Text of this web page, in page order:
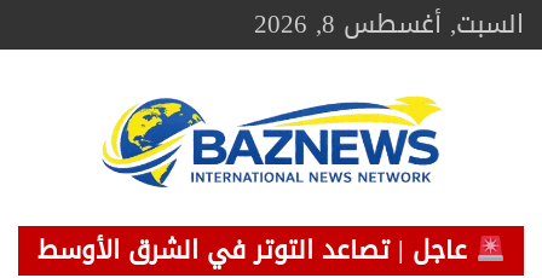
Skip
toالسبت, أغسطس 8, 2026
BAZNEWS
شبكة باز الإخبارية
عاجل | تصاعد التوتر في الشرق الأوسط